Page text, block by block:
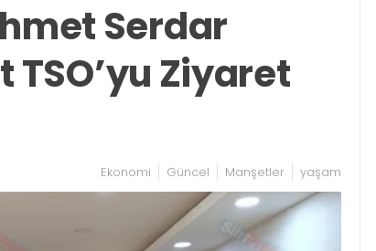
Serdar
Ziyaret
Ekonomi Güncel Manşetler yaşam